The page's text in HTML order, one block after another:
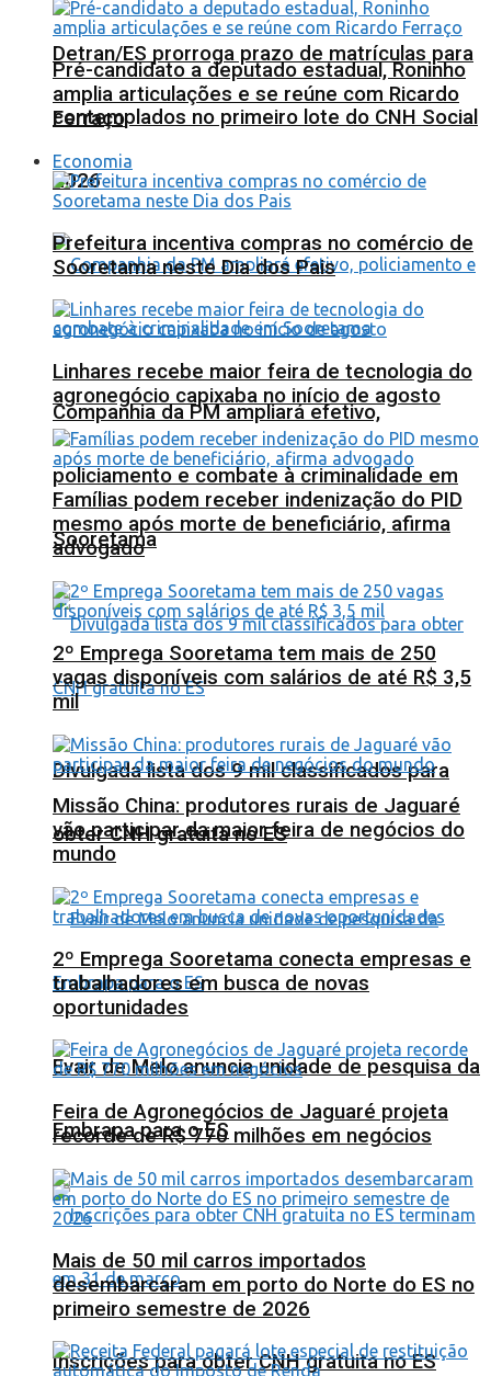
Detran/ES prorroga prazo de matrículas para
contemplados no primeiro lote do CNH Social
2026
Companhia da PM ampliará efetivo,
policiamento e combate à criminalidade em
Sooretama
Divulgada lista dos 9 mil classificados para
obter CNH gratuita no ES
Evair de Melo anuncia unidade de pesquisa da
Embrapa para o ES
Inscrições para obter CNH gratuita no ES
Pré-candidato a deputado estadual, Roninho
amplia articulações e se reúne com Ricardo
Ferraço
Economia
Prefeitura incentiva compras no comércio de
Sooretama neste Dia dos Pais
Linhares recebe maior feira de tecnologia do
agronegócio capixaba no início de agosto
Famílias podem receber indenização do PID
mesmo após morte de beneficiário, afirma
advogado
2º Emprega Sooretama tem mais de 250
vagas disponíveis com salários de até R$ 3,5
mil
Missão China: produtores rurais de Jaguaré
vão participar da maior feira de negócios do
mundo
2º Emprega Sooretama conecta empresas e
trabalhadores em busca de novas
oportunidades
Feira de Agronegócios de Jaguaré projeta
recorde de R$ 770 milhões em negócios
Mais de 50 mil carros importados
desembarcaram em porto do Norte do ES no
primeiro semestre de 2026